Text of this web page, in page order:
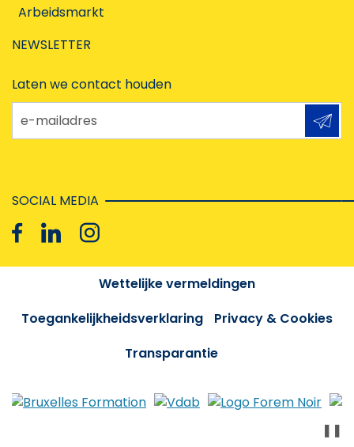
Arbeidsmarkt
NEWSLETTER
Laten we contact houden
e-mailadres
SOCIAL MEDIA
Wettelijke vermeldingen
Toegankelijkheidsverklaring
Privacy & Cookies
Transparantie
❚❚